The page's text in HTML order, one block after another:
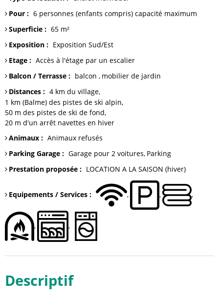
Pour : 6 personnes (enfants compris) capacité maximum
Superficie : 65 m²
Exposition : Exposition Sud/Est
Etage : Accès à l'étage par un escalier
Balcon / Terrasse : balcon
mobilier de jardin
Distances : 4 km du village
1 km (Balme) des pistes de ski alpin
50 m des pistes de ski de fond
20 m d'un arrêt navettes en hiver
Animaux : Animaux refusés
Parking Garage : Garage pour 2 voitures Parking
Prestation proposée : LOCATION A LA SAISON (hiver)
Equipements / Services :
Descriptif